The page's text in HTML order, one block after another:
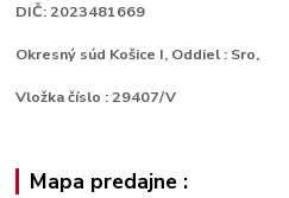
DIČ: 2023481669
Okresný súd Košice I, Oddiel : Sro,
Vložka číslo : 29407/V
Mapa predajne :